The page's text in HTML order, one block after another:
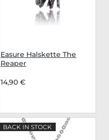
Easure Halskette The
Reaper
14,90 €
BACK IN STOCK